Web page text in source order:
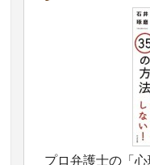
プロ弁護士の「